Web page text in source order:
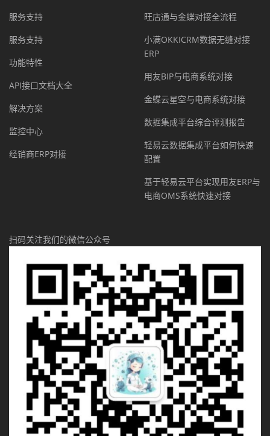
服务支持
服务支持
功能特性
API接口文档大全
解决方案
监控中心
经销商ERP对接
旺店通与金蝶对接全流程
小满OKKICRM数据无缝对接
ERP
用友BIP与电商系统对接
金蝶云星空与电商系统对接
数据集成平台综合评测报告
轻易云数据集成平台如何快速
配置
基于轻易云平台实现用友ERP与
电商OMS系统快速对接
扫码关注我们的微信公众号